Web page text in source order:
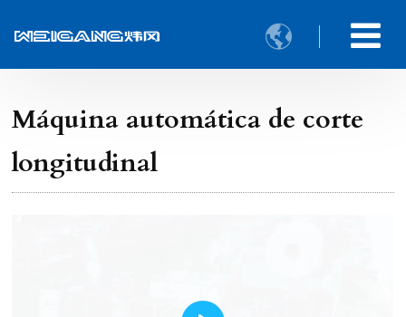

Máquina automática de corte
longitudinal